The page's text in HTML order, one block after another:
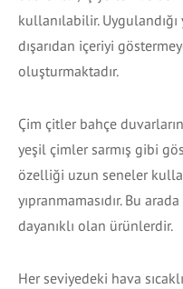
kullanılabilir. Uygulandığı
dışarıdan içeriyi
oluşturmaktadır.
Çim çitler bahçe
yeşil çimler sarmış gibi
özelliği uzun seneler
yıpranmamasıdır. Bu
dayanıklı olan ürünlerdir.
Her seviyedeki hava